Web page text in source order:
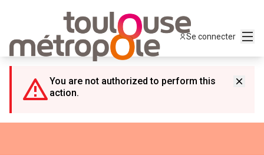
Se connecter
You are not authorized to perform this
action.